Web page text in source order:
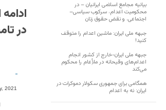
در
-
2021
بیانیه مجامع اسلامی ایرانیان – در
محکومیت اعدام، سرکوب سیاسی–
اجتماعی، و نقض حقوق زنان
جبهه ملی ایران: ماشین اعدام را متوقف
کنید!
جبهه ملی ایران-خارج از کشور انجام
اعدام‌های وقیحانه در ملأِعام را محکوم
می‌کند
همگامی برای جمهوری سکولار دموکرات در
ایران: نه به اعدام